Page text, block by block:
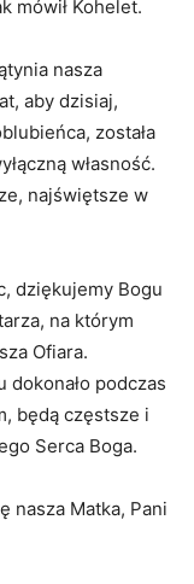
mówił Kohelet.
nasza
aby dzisiaj,
została
własność.
najświętsze w
dziękujemy Bogu
na którym
Ofiara.
dokonało podczas
będą częstsze i
Serca Boga.
nasza Matka, Pani